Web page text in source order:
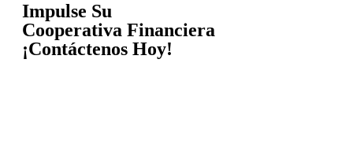
Impulse Su
Cooperativa Financiera
¡Contáctenos Hoy!